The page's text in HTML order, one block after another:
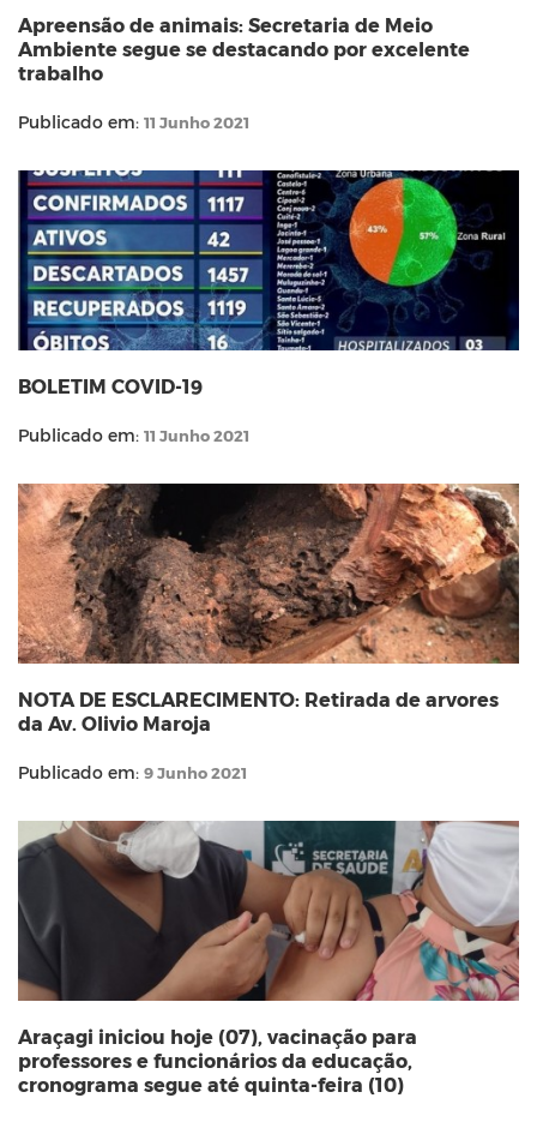
Apreensão de animais: Secretaria de Meio
Ambiente segue se destacando por excelente
trabalho
Publicado em: 11 Junho 2021
BOLETIM COVID-19
Publicado em: 11 Junho 2021
NOTA DE ESCLARECIMENTO: Retirada de arvores
da Av. Olivio Maroja
Publicado em: 9 Junho 2021
Araçagi iniciou hoje (07), vacinação para
professores e funcionários da educação,
cronograma segue até quinta-feira (10)